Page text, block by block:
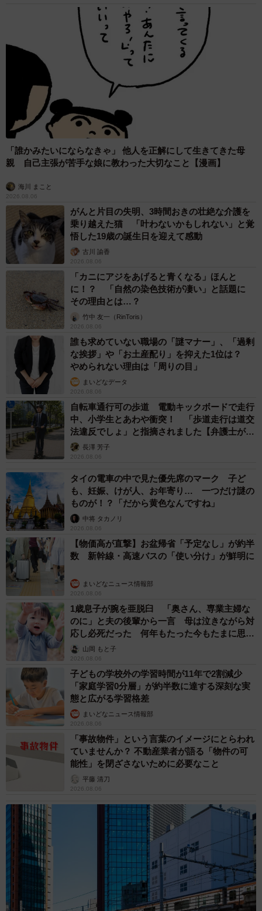
「誰かみたいにならなきゃ」 他人を正解にして生きてきた母
親 自己主張が苦手な娘に教わった大切なこと【漫画】
海川 まこと
2026.08.06
がんと片目の失明、3時間おきの壮絶な介護を
乗り越えた猫 「叶わないかもしれない」と覚
悟した19歳の誕生日を迎えて感動
古川 諭香
2026.08.06
「カニにアジをあげると青くなる」ほんと
に！？ 「自然の染色技術が凄い」と話題に
その理由とは…？
竹中 友一（RinToris）
2026.08.06
誰も求めていない職場の「謎マナー」、「過剰
な挨拶」や「お土産配り」を抑えた1位は？
やめられない理由は「周りの目」
まいどなデータ
2026.08.06
自転車通行可の歩道 電動キックボードで走行
中、小学生とあわや衝突！ 「歩道走行は道交
法違反でしょ」と指摘されました【弁護士が解
説】長澤 芳子
2026.08.06
タイの電車の中で見た優先席のマーク 子ど
も、妊娠、けが人、お年寄り… 一つだけ謎の
ものが！？「だから黄色なんですね」
中将 タカノリ
2026.08.06
【物価高が直撃】お盆帰省「予定なし」が約半
数 新幹線・高速バスの「使い分け」が鮮明に
まいどなニュース情報部
2026.08.06
1歳息子が腕を亜脱臼 「奥さん、専業主婦な
のに」と夫の後輩から一言 母は泣きながら対
応し必死だった 何年もたった今もたまに思い
出し…山岡 もと子
2026.08.06
子どもの学校外の学習時間が11年で2割減少
「家庭学習0分層」が約半数に達する深刻な実
態と広がる学習格差
まいどなニュース情報部
2026.08.06
「事故物件」という言葉のイメージにとらわれ
ていませんか？ 不動産業者が語る「物件の可
能性」を閉ざさないために必要なこと
平藤 清刀
2026.08.06